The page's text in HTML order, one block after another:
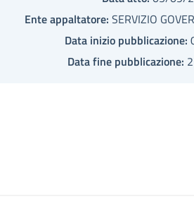
Ente appaltatore: SERVIZIO
Data inizio pubblicazione:
Data fine pubblicazione: